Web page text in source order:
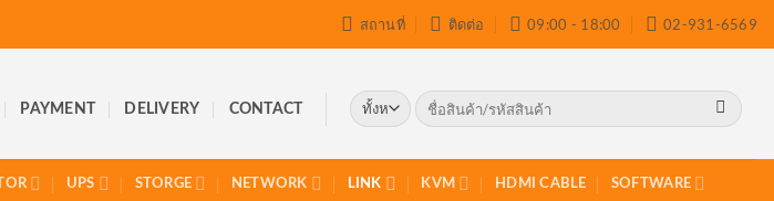
สถานที่ ติดต่อ 09:00 - 18:00 02-931-6569
PAYMENT DELIVERY CONTACT
ค้นหา:
UPS STORGE NETWORK LINK KVM HDMI CABLE SOFTWARE